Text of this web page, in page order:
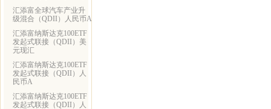
汇添富全球汽车产业升
级混合（QDII）人民币A
汇添富纳斯达克100ETF
发起式联接（QDII）美
元现汇
汇添富纳斯达克100ETF
发起式联接（QDII）人
民币A
汇添富纳斯达克100ETF
发起式联接（QDII）人